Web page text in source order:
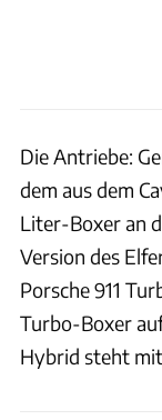
Die Antriebe:
dem aus dem
Liter-Boxer an
Version des
Porsche 911
Turbo-Boxer
Hybrid steht